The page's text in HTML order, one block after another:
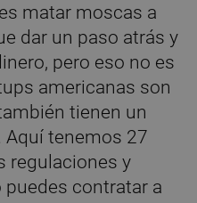
matar moscas a
dar un paso atrás y
pero eso no es
americanas son
tienen un
Aquí tenemos 27
regulaciones y
puedes contratar a